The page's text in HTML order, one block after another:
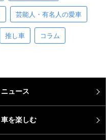
芸能人・有名人の愛車
推し車 コラム
ニュース
車を楽しむ